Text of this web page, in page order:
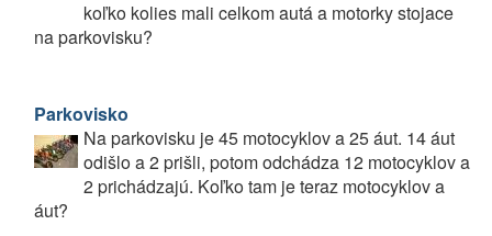
koľko kolies mali celkom autá a motorky stojace
na parkovisku?
Parkovisko
Na parkovisku je 45 motocyklov a 25 áut. 14 áut
odišlo a 2 prišli, potom odchádza 12 motocyklov a
2 prichádzajú. Koľko tam je teraz motocyklov a
áut?